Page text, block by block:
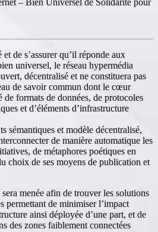
de s’assurer qu’il réponde aux
universel, le réseau hypermédia
décentralisé et ne constituera pas
de savoir commun dont le cœur
de formats de données, de protocoles
et d’éléments d’infrastructure
sémantiques et modèle décentralisé,
de manière automatique les
de métaphores poétiques en
choix de ses moyens de publication et
menée afin de trouver les solutions
permettant de minimiser l’impact
ainsi déployée d’une part, et de
des zones faiblement connectées